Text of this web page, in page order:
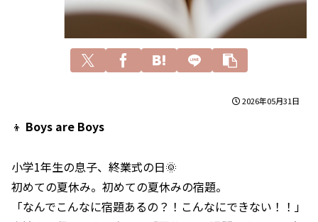
2026年05月31日
👦 Boys are Boys
小学1年生の息子、終業式の日🌞
初めての夏休み。初めての夏休みの宿題。
「なんでこんなに宿題あるの？！こんなにできない！！」